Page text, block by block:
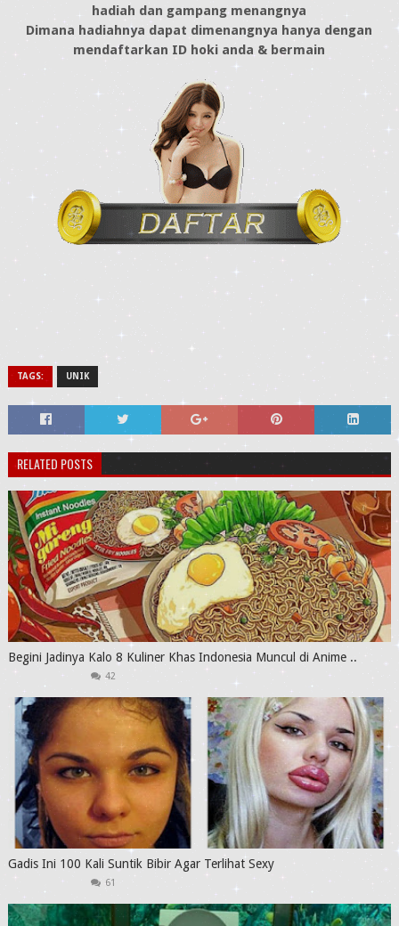
hadiah dan gampang menangnya
Dimana hadiahnya dapat dimenangnya hanya dengan
mendaftarkan ID hoki anda & bermain
TAGS: UNIK
RELATED POSTS
Begini Jadinya Kalo 8 Kuliner Khas Indonesia Muncul di Anime ..
42
Gadis Ini 100 Kali Suntik Bibir Agar Terlihat Sexy
61